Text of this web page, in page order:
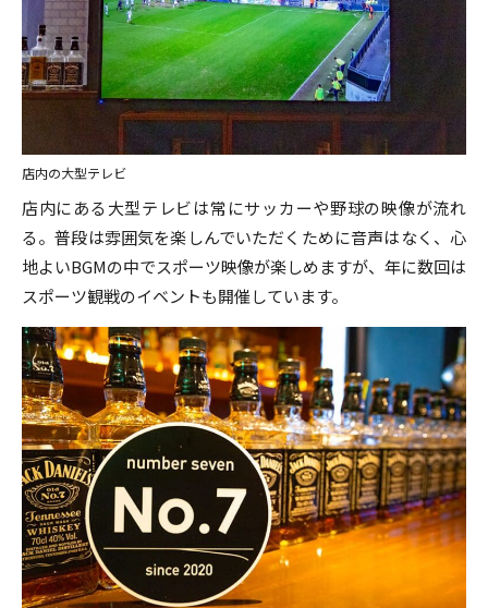
店内の大型テレビ
店内にある大型テレビは常にサッカーや野球の映像が流れ
る。普段は雰囲気を楽しんでいただくために音声はなく、心
地よいBGMの中でスポーツ映像が楽しめますが、年に数回は
スポーツ観戦のイベントも開催しています。